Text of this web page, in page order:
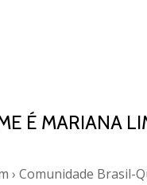
É MARIANA
› Comunidade Brasil-